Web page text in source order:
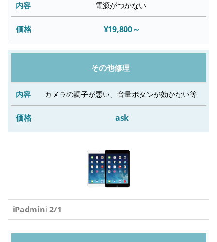
電源がつかない
¥19,800～
その他修理
カメラの調子が悪い、音量ボタンが効かない等
ask
iPadmini 2/1